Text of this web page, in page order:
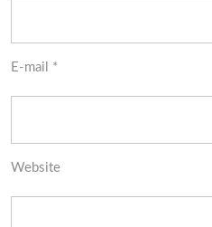
E-mail *
Website